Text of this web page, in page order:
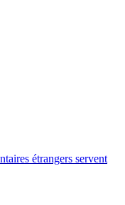
étrangers servent